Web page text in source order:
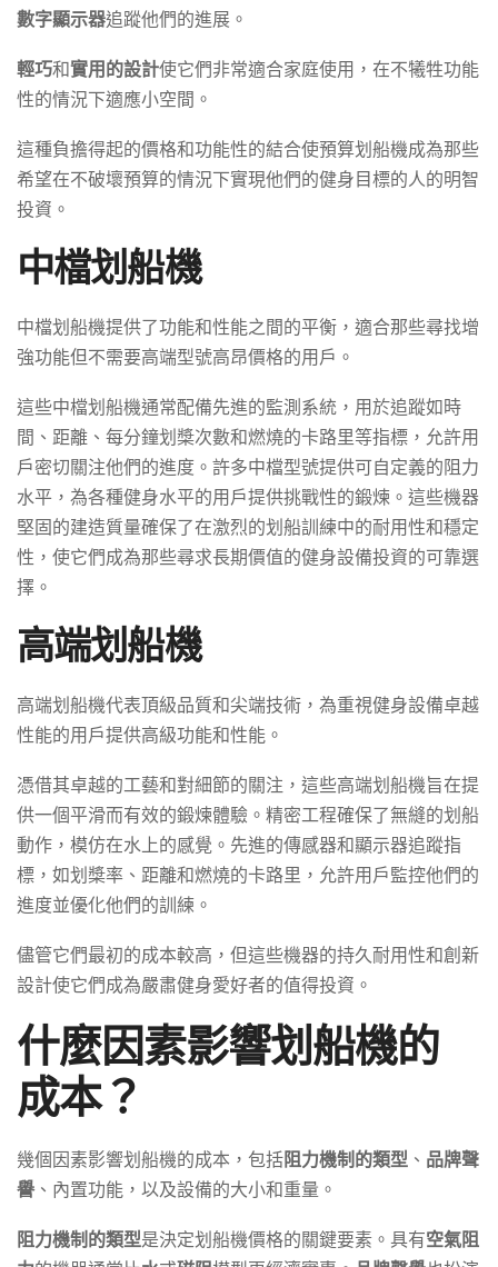
數字顯示器追蹤他們的進展。
輕巧和實用的設計使它們非常適合家庭使用，在不犧牲功能
性的情況下適應小空間。
這種負擔得起的價格和功能性的結合使預算划船機成為那些
希望在不破壞預算的情況下實現他們的健身目標的人的明智
投資。
中檔划船機
中檔划船機提供了功能和性能之間的平衡，適合那些尋找增
強功能但不需要高端型號高昂價格的用戶。
這些中檔划船機通常配備先進的監測系統，用於追蹤如時
間、距離、每分鐘划槳次數和燃燒的卡路里等指標，允許用
戶密切關注他們的進度。許多中檔型號提供可自定義的阻力
水平，為各種健身水平的用戶提供挑戰性的鍛煉。這些機器
堅固的建造質量確保了在激烈的划船訓練中的耐用性和穩定
性，使它們成為那些尋求長期價值的健身設備投資的可靠選
擇。
高端划船機
高端划船機代表頂級品質和尖端技術，為重視健身設備卓越
性能的用戶提供高級功能和性能。
憑借其卓越的工藝和對細節的關注，這些高端划船機旨在提
供一個平滑而有效的鍛煉體驗。精密工程確保了無縫的划船
動作，模仿在水上的感覺。先進的傳感器和顯示器追蹤指
標，如划槳率、距離和燃燒的卡路里，允許用戶監控他們的
進度並優化他們的訓練。
儘管它們最初的成本較高，但這些機器的持久耐用性和創新
設計使它們成為嚴肅健身愛好者的值得投資。
什麼因素影響划船機的
成本？
幾個因素影響划船機的成本，包括阻力機制的類型 、 品牌聲
譽、內置功能，以及設備的大小和重量。
阻力機制的類型是決定划船機價格的關鍵要素。具有空氣阻